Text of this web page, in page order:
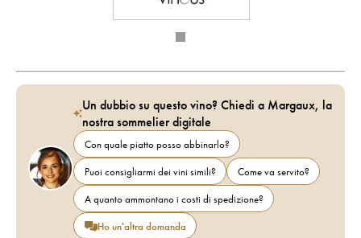
Un dubbio su questo vino? Chiedi a Margaux, la
nostra sommelier digitale
Con quale piatto posso abbinarlo?
Puoi consigliarmi dei vini simili?
Come va servito?
A quanto ammontano i costi di spedizione?
Ho un'altra domanda